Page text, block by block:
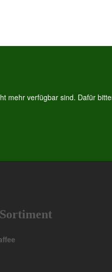
mehr verfügbar sind. Dafür